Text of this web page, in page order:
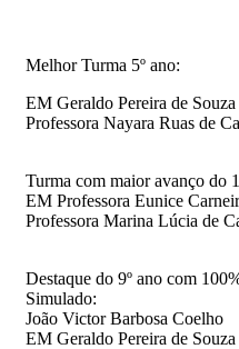
Melhor Turma 5º ano:
EM Geraldo Pereira de Souza
Professora Nayara Ruas de
Turma com maior avanço do
EM Professora Eunice
Professora Marina Lúcia de
Destaque do 9º ano com
Simulado:
João Victor Barbosa Coelho
EM Geraldo Pereira de Souza